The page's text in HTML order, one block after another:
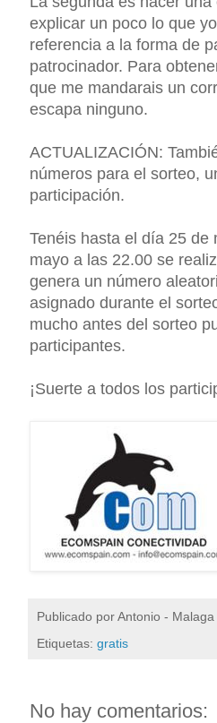
explicar un poco lo que
referencia a la forma de
patrocinador. Para
que me mandarais un
escapa ninguno.
ACTUALIZACIÓN:
números para el sorteo,
participación.
Tenéis hasta el día 25 de
mayo a las 22.00 se
genera un número
asignado durante el
mucho antes del sorteo
participantes.
¡Suerte a todos los
Publicado porAntonio - Malaga
Etiquetas: gratis
No hay comentarios: